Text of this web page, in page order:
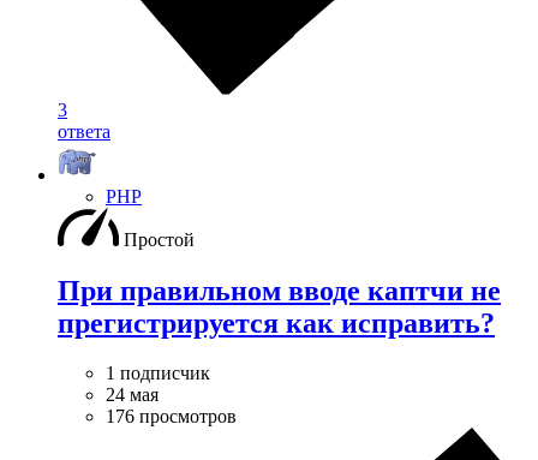
3
ответа
PHP
Простой
При правильном вводе каптчи не
прегистрируется как исправить?
1 подписчик
24 мая
176 просмотров